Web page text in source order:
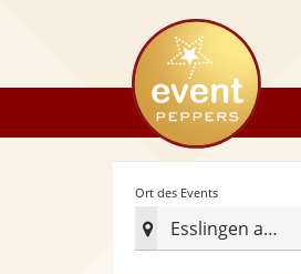
eventpeppers
Ort des Events
Esslingen am Neckar
Radius